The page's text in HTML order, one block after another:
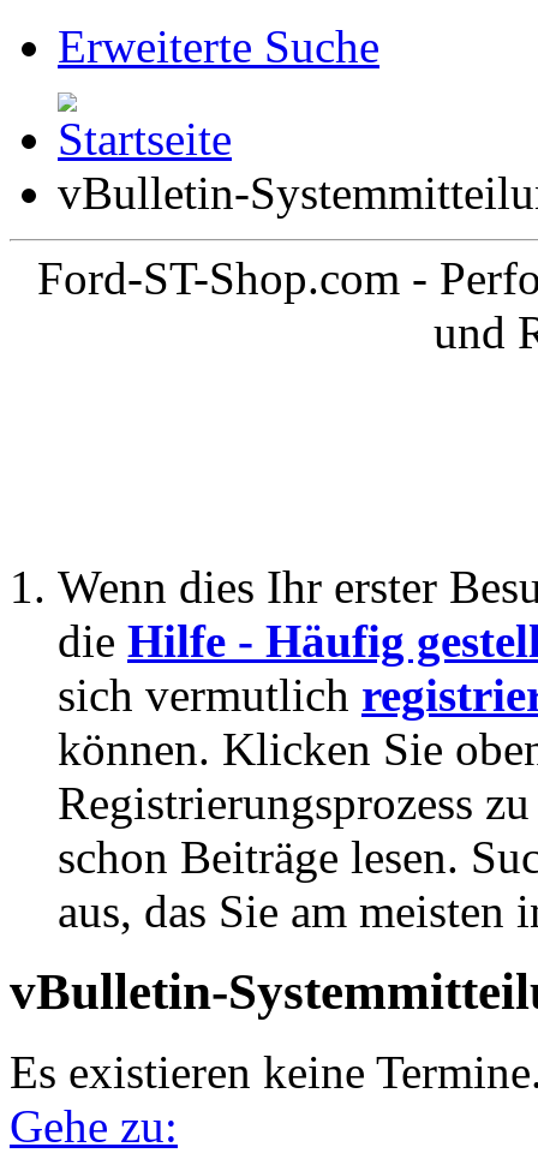
Erweiterte Suche
vBulletin-
Ford-ST-Shop.com -
und
Wenn dies Ihr erster
die Hilfe - Häufig
sich vermutlich
können. Klicken Sie
Registrierungsprozess
schon Beiträge lesen.
aus, das Sie am meisten
vBulletin-
Es existieren keine
Gehe zu: